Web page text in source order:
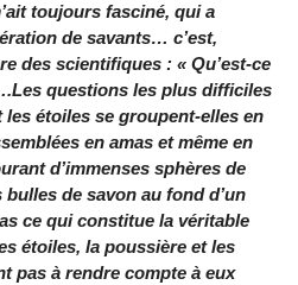
toujours fasciné, qui a
de savants… c’est,
des scientifiques : « Qu’est-ce
questions les plus difficiles
étoiles se groupent-elles en
en amas et même en
d’immenses sphères de
de savon au fond d’un
ce qui constitue la véritable
étoiles, la poussière et les
pas à rendre compte à eux